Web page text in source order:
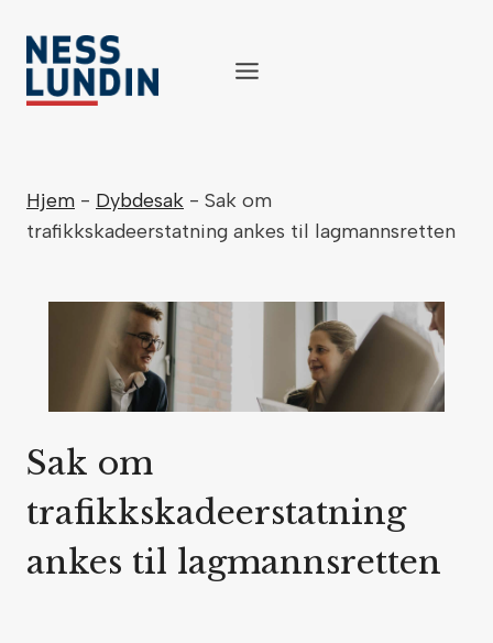
content
Hjem - Dybdesak - Sak om
trafikkskadeerstatning ankes til lagmannsretten
Sak om
trafikkskadeerstatning
ankes til lagmannsretten